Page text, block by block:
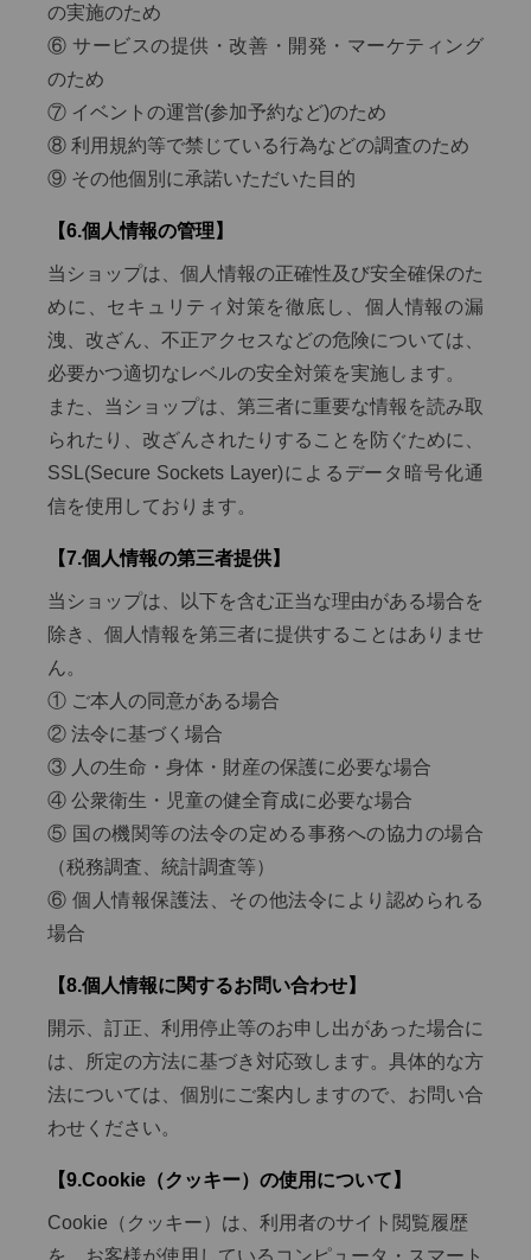
の実施のため
⑥ サービスの提供・改善・開発・マーケティング
のため
⑦ イベントの運営(参加予約など)のため
⑧ 利用規約等で禁じている行為などの調査のため
⑨ その他個別に承諾いただいた目的
【6.個人情報の管理】
当ショップは、個人情報の正確性及び安全確保のた
めに、セキュリティ対策を徹底し、個人情報の漏
洩、改ざん、不正アクセスなどの危険については、
必要かつ適切なレベルの安全対策を実施します。
また、当ショップは、第三者に重要な情報を読み取
られたり、改ざんされたりすることを防ぐために、
SSL(Secure Sockets Layer)によるデータ暗号化通
信を使用しております。
【7.個人情報の第三者提供】
当ショップは、以下を含む正当な理由がある場合を
除き、個人情報を第三者に提供することはありませ
ん。
① ご本人の同意がある場合
② 法令に基づく場合
③ 人の生命・身体・財産の保護に必要な場合
④ 公衆衛生・児童の健全育成に必要な場合
⑤ 国の機関等の法令の定める事務への協力の場合
（税務調査、統計調査等）
⑥ 個人情報保護法、その他法令により認められる
場合
【8.個人情報に関するお問い合わせ】
開示、訂正、利用停止等のお申し出があった場合に
は、所定の方法に基づき対応致します。具体的な方
法については、個別にご案内しますので、お問い合
わせください。
【9.Cookie（クッキー）の使用について】
Cookie（クッキー）は、利用者のサイト閲覧履歴
を、お客様が使用しているコンピュータ・スマート